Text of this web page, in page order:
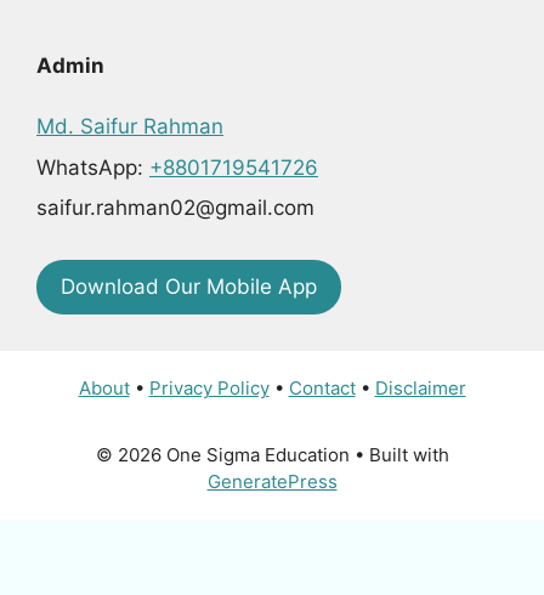
Admin
Md. Saifur Rahman
WhatsApp: +8801719541726
saifur.rahman02@gmail.com
Download Our Mobile App
About• Privacy Policy• Contact• Disclaimer
© 2026 One Sigma Education • Built with
GeneratePress